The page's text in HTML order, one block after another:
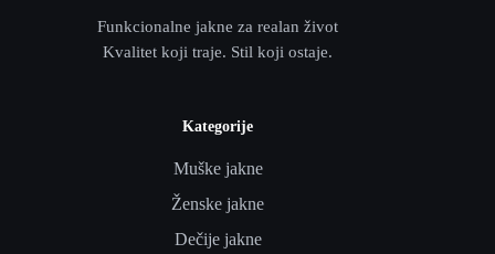
Funkcionalne jakne za realan život
Kvalitet koji traje. Stil koji ostaje.
Kategorije
Muške jakne
Ženske jakne
Dečije jakne